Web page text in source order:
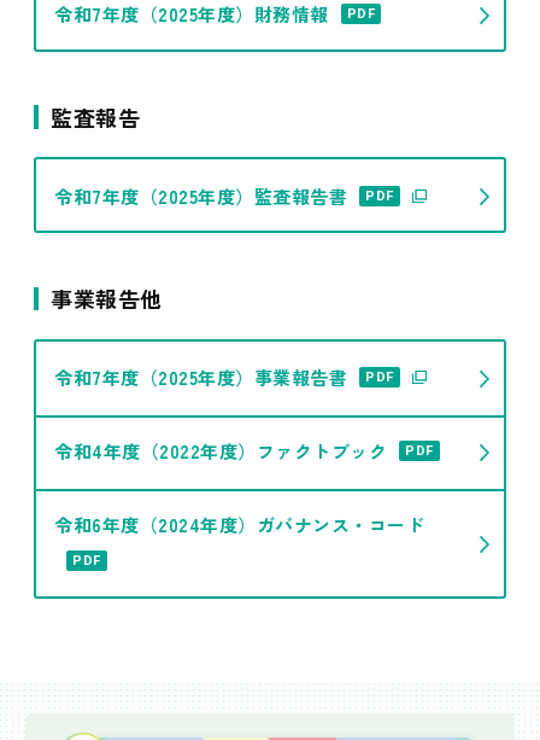
令和7年度（2025年度）財務情報 PDF
監査報告
令和7年度（2025年度）監査報告書 PDF
事業報告他
令和7年度（2025年度）事業報告書 PDF
令和4年度（2022年度）ファクトブック PDF
令和6年度（2024年度）ガバナンス・コード
PDF